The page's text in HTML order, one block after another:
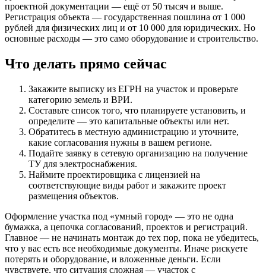
проектной документации — ещё от 50 тысяч и выше.
Регистрация объекта — государственная пошлина от 1 000
рублей для физических лиц и от 10 000 для юридических. Но
основные расходы — это само оборудование и строительство.
Что делать прямо сейчас
Закажите выписку из ЕГРН на участок и проверьте
категорию земель и ВРИ.
Составьте список того, что планируете установить, и
определите — это капитальные объекты или нет.
Обратитесь в местную администрацию и уточните,
какие согласования нужны в вашем регионе.
Подайте заявку в сетевую организацию на получение
ТУ для электроснабжения.
Наймите проектировщика с лицензией на
соответствующие виды работ и закажите проект
размещения объектов.
Оформление участка под «умный город» — это не одна
бумажка, а цепочка согласований, проектов и регистраций.
Главное — не начинать монтаж до тех пор, пока не убедитесь,
что у вас есть все необходимые документы. Иначе рискуете
потерять и оборудование, и вложенные деньги. Если
чувствуете, что ситуация сложная — участок с